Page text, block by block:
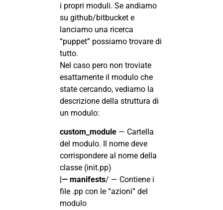
i propri moduli. Se andiamo
su github/bitbucket e
lanciamo una ricerca
“puppet” possiamo trovare di
tutto.
Nel caso pero non troviate
esattamente il modulo che
state cercando, vediamo la
descrizione della struttura di
un modulo:
custom_module — Cartella
del modulo. Il nome deve
corrispondere al nome della
classe (init.pp)
|— manifests/ — Contiene i
file .pp con le “azioni” del
modulo